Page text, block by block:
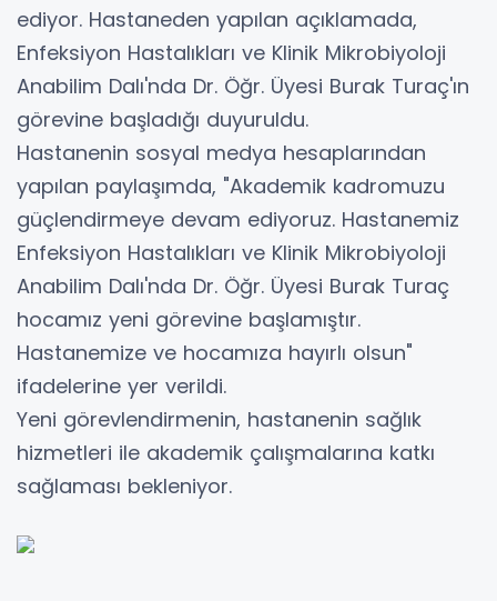
ediyor. Hastaneden yapılan açıklamada,
Enfeksiyon Hastalıkları ve Klinik Mikrobiyoloji
Anabilim Dalı'nda Dr. Öğr. Üyesi Burak Turaç'ın
görevine başladığı duyuruldu.
Hastanenin sosyal medya hesaplarından
yapılan paylaşımda, "Akademik kadromuzu
güçlendirmeye devam ediyoruz. Hastanemiz
Enfeksiyon Hastalıkları ve Klinik Mikrobiyoloji
Anabilim Dalı'nda Dr. Öğr. Üyesi Burak Turaç
hocamız yeni görevine başlamıştır.
Hastanemize ve hocamıza hayırlı olsun"
ifadelerine yer verildi.
Yeni görevlendirmenin, hastanenin sağlık
hizmetleri ile akademik çalışmalarına katkı
sağlaması bekleniyor.